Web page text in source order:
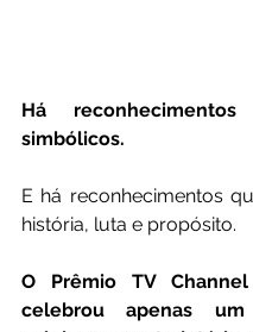
Há
simbólicos.
E há reconhecimentos
história, luta e propósito.
O Prêmio TV
celebrou apenas